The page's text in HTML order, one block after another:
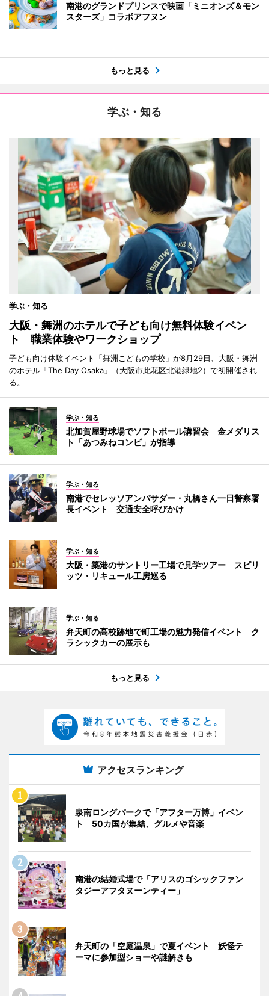
南港のグランドプリンスで映画「ミニオンズ＆モン
スターズ」コラボアフヌン
もっと見る
学ぶ・知る
学ぶ・知る
大阪・舞洲のホテルで子ども向け無料体験イベン
ト 職業体験やワークショップ
子ども向け体験イベント「舞洲こどもの学校」が8月29日、大阪・舞洲
のホテル「The Day Osaka」（大阪市此花区北港緑地2）で初開催され
る。
学ぶ・知る
北加賀屋野球場でソフトボール講習会 金メダリス
ト「あつみねコンビ」が指導
学ぶ・知る
南港でセレッソアンバサダー・丸橋さん一日警察署
長イベント 交通安全呼びかけ
学ぶ・知る
大阪・築港のサントリー工場で見学ツアー スピリ
ッツ・リキュール工房巡る
学ぶ・知る
弁天町の高校跡地で町工場の魅力発信イベント ク
ラシックカーの展示も
もっと見る
アクセスランキング
泉南ロングパークで「アフター万博」イベン
ト 50カ国が集結、グルメや音楽
南港の結婚式場で「アリスのゴシックファン
タジーアフタヌーンティー」
弁天町の「空庭温泉」で夏イベント 妖怪テ
ーマに参加型ショーや謎解きも